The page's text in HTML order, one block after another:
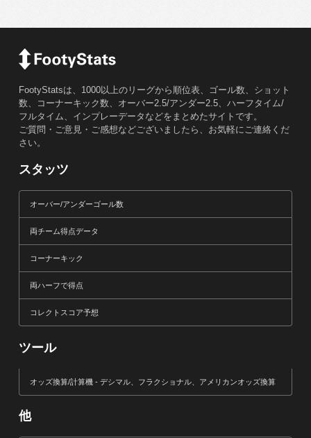
FootyStatsは、1000以上のリーグから順位表、ゴール数、ショット
数、コーナーキック数、オーバー2.5/アンダー2.5、ハーフタイム/
フルタイム、インプレーデータなどをまとめたサイトです。
ご質問・ご意見・ご感想などございましたら、お気軽にご連絡くだ
さい。
スタッツ
オーバー/アンダーゴール数
両チーム得点データ
コーナーキック
両ハーフで得点
コレクトスコア予想
ツール
オッズ換算/計算機 - デシマル、フラクショナル、アメリカンオッズ換算
他